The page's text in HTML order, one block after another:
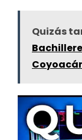
Quizás